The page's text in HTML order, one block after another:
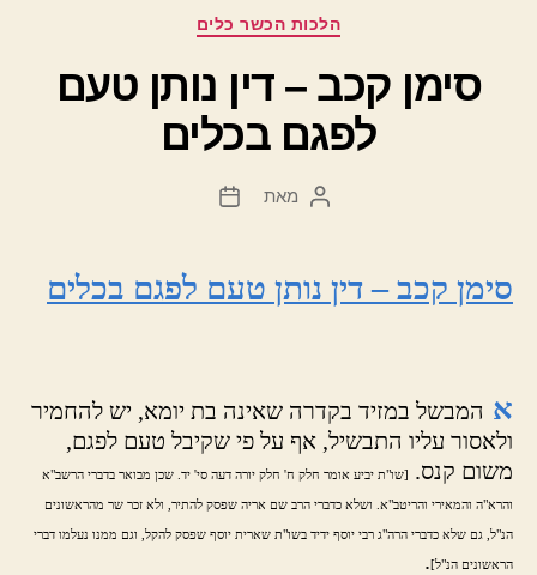
קטגוריות
הלכות הכשר כלים
סימן קכב – דין נותן טעם
לפגם בכלים
המחבר
מאת
תאריך
סימן קכב – דין נותן טעם לפגם בכלים
א המבשל במזיד בקדרה שאינה בת יומא, יש להחמיר
ולאסור עליו התבשיל, אף על פי שקיבל טעם לפגם,
משום קנס. [שו"ת יביע אומר חלק ח' חלק יורה דעה סי' יד. שכן מבואר בדברי הרשב"א
והרא"ה והמאירי והריטב"א. ושלא כדברי הרב שם אריה שפסק להתיר, ולא זכר שר מהראשונים
הנ"ל, גם שלא כדברי הרה"ג רבי יוסף ידיד בשו"ת שארית יוסף שפסק להקל, וגם ממנו נעלמו דברי
הראשונים הנ"ל].